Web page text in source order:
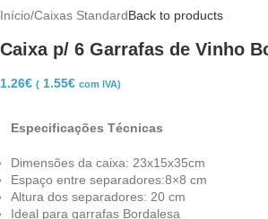
Início/Caixas StandardBack to products
Caixa p/ 6 Garrafas de Vinho
1.26€ ( 1.55€ com IVA)
Especificações Técnicas
Dimensões da caixa: 23x15x35cm
Espaço entre separadores:8×8 cm
Altura dos separadores: 20 cm
Ideal para garrafas Bordalesa